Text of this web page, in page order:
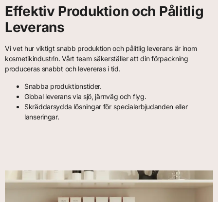
Effektiv Produktion och Pålitlig
Leverans
Vi vet hur viktigt snabb produktion och pålitlig leverans är inom
kosmetikindustrin. Vårt team säkerställer att din förpackning
produceras snabbt och levereras i tid.
Snabba produktionstider.
Global leverans via sjö, järnväg och flyg.
Skräddarsydda lösningar för specialerbjudanden eller
lanseringar.